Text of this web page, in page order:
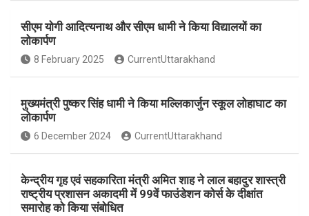
ce
b
o
o
k
s
A
p
p
ar
e
सीएम योगी आदित्यनाथ और सीएम धामी ने किया विद्यालयों का
लोकार्पण
8 February 2025 CurrentUttarakhand
मुख्यमंत्री पुष्कर सिंह धामी ने किया मल्लिकार्जुन स्कूल लोहाघाट का
लोकार्पण
6 December 2024 CurrentUttarakhand
केन्द्रीय गृह एवं सहकारिता मंत्री अमित शाह ने लाल बहादुर शास्त्री
राष्ट्रीय प्रशासन अकादमी में 99वें फाउंडेशन कोर्स के दीक्षांत
समारोह को किया संबोधित